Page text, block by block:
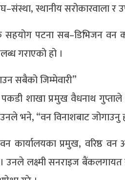
स्थानीय सरोकारवाला
सहयोग पटना सब–डिभिजन
गराएको हो ।
सबैको जिम्मेवारी”
शाखा प्रमुख वैधनाथ गुप्ताले
भने, “वन विनाशबाट जोगाउनु
कार्यालयका प्रमुख, वरिष्ठ
उनले लक्ष्मी सनराइज बैंकलगायत